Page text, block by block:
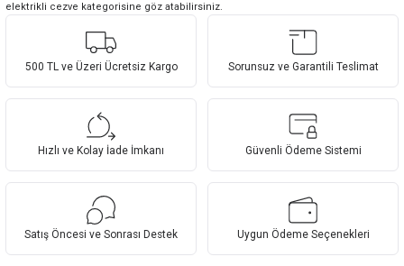
elektrikli cezve kategorisine göz atabilirsiniz.
500 TL ve Üzeri Ücretsiz Kargo Sorunsuz ve Garantili Teslimat
Hızlı ve Kolay İade İmkanı Güvenli Ödeme Sistemi
Satış Öncesi ve Sonrası Destek Uygun Ödeme Seçenekleri